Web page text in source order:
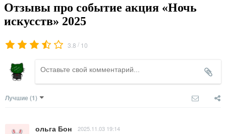
Отзывы про событие акция «Ночь
искусств» 2025
3.8 / 10
Лучшие (1)
ольга Бон 2025.11.03 19:14